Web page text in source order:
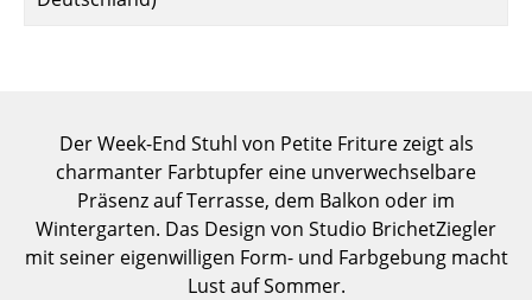
Servierwagen
Aufbewahren
Regale & Schränke
Bücherregale
Der Week-End Stuhl von Petite Friture zeigt als
charmanter Farbtupfer eine unverwechselbare
Präsenz auf Terrasse, dem Balkon oder im
Wintergarten. Das Design von Studio BrichetZiegler
mit seiner eigenwilligen Form- und Farbgebung macht
Lust auf Sommer.